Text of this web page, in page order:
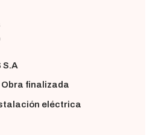
S.A
Obra finalizada
eléctrica